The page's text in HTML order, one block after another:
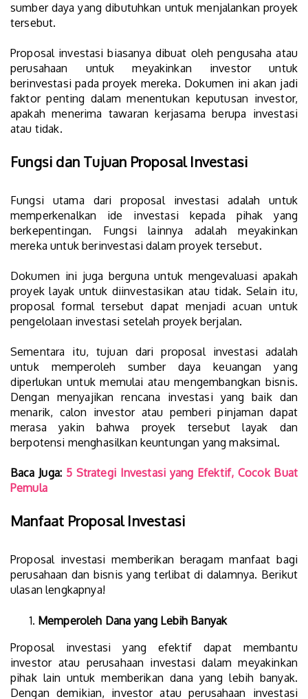
sumber daya yang dibutuhkan untuk menjalankan proyek
tersebut.
Proposal investasi biasanya dibuat oleh pengusaha atau
perusahaan untuk meyakinkan investor untuk
berinvestasi pada proyek mereka. Dokumen ini akan jadi
faktor penting dalam menentukan keputusan investor,
apakah menerima tawaran kerjasama berupa investasi
atau tidak.
Fungsi dan Tujuan Proposal Investasi
Fungsi utama dari proposal investasi adalah untuk
memperkenalkan ide investasi kepada pihak yang
berkepentingan. Fungsi lainnya adalah meyakinkan
mereka untuk berinvestasi dalam proyek tersebut.
Dokumen ini juga berguna untuk mengevaluasi apakah
proyek layak untuk diinvestasikan atau tidak. Selain itu,
proposal formal tersebut dapat menjadi acuan untuk
pengelolaan investasi setelah proyek berjalan.
Sementara itu, tujuan dari proposal investasi adalah
untuk memperoleh sumber daya keuangan yang
diperlukan untuk memulai atau mengembangkan bisnis.
Dengan menyajikan rencana investasi yang baik dan
menarik, calon investor atau pemberi pinjaman dapat
merasa yakin bahwa proyek tersebut layak dan
berpotensi menghasilkan keuntungan yang maksimal.
Baca Juga: 5 Strategi Investasi yang Efektif, Cocok Buat
Pemula
Manfaat Proposal Investasi
Proposal investasi memberikan beragam manfaat bagi
perusahaan dan bisnis yang terlibat di dalamnya. Berikut
ulasan lengkapnya!
Memperoleh Dana yang Lebih Banyak
Proposal investasi yang efektif dapat membantu
investor atau perusahaan investasi dalam meyakinkan
pihak lain untuk memberikan dana yang lebih banyak.
Dengan demikian, investor atau perusahaan investasi